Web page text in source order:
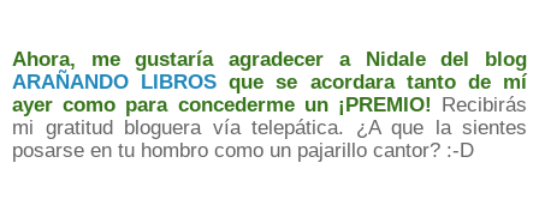
Ahora, me gustaría agradecer a Nidale del blog
ARAÑANDO LIBROS que se acordara tanto de mí
ayer como para concederme un ¡PREMIO! Recibirás
mi gratitud bloguera vía telepática. ¿A que la sientes
posarse en tu hombro como un pajarillo cantor? :-D